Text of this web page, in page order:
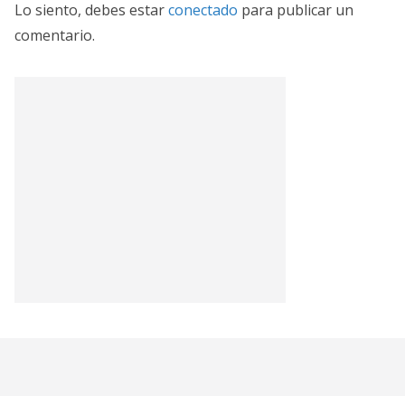
Lo siento, debes estarconectado para publicar un
comentario.